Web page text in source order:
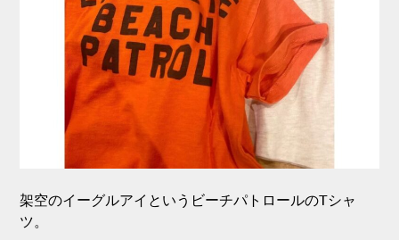
架空のイーグルアイというビーチパトロールのTシャ
ツ。